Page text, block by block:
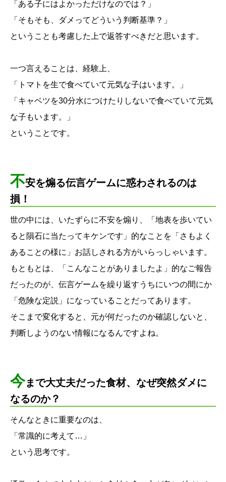
「ある子にはよかっただけなのでは？」
「そもそも、ダメってどういう判断基準？」
ということも考慮した上で返答すべきだと思います。
一つ言えることは、経験上、
「トマトを生で食べていて元気な子はいます。」
「キャベツを30分水につけたりしないで食べていて元気
な子もいます。」
ということです。
不安を煽る伝言ゲームに惑わされるのは
損！
世の中には、いたずらに不安を煽り、「地表を歩いてい
ると隕石に当たってキケンです」的なことを「さもよく
あることの様に」お話しされる方がいらっしゃいます。
もともとは、「こんなことがありましたよ」的なご報告
だったのが、伝言ゲームを繰り返すうちにいつの間にか
「危険な定説」になっていることだってあります。
そこまで変化すると、元が何だったのか確認しないと、
判断しようのない情報になるんですよね。
今まで大丈夫だった食材、なぜ突然ダメに
なるのか？
そんなときに重要なのは、
「常識的に考えて…」
という思考です。